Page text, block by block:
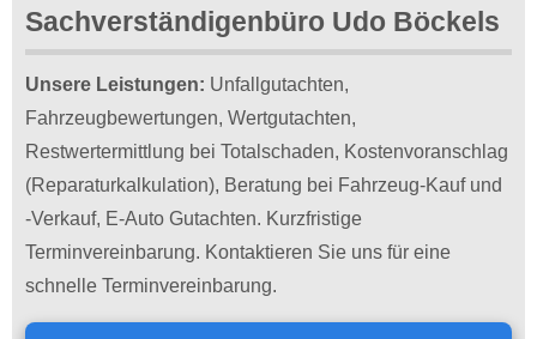
Sachverständigenbüro Udo Böckels
Unsere Leistungen: Unfallgutachten,
Fahrzeugbewertungen, Wertgutachten,
Restwertermittlung bei Totalschaden, Kostenvoranschlag
(Reparaturkalkulation), Beratung bei Fahrzeug-Kauf und
-Verkauf, E-Auto Gutachten. Kurzfristige
Terminvereinbarung. Kontaktieren Sie uns für eine
schnelle Terminvereinbarung.